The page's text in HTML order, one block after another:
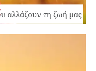
αλλάζουν τη ζωή μας